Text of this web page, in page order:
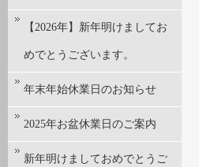
【2026年】新年明けましてお
めでとうございます。
年末年始休業日のお知らせ
2025年お盆休業日のご案内
新年明けましておめでとうご